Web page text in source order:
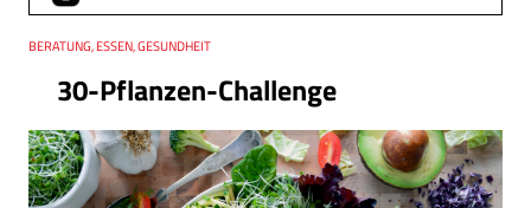
30-Pflanzen-Challenge
Thema
BERATUNG, ESSEN, GESUNDHEIT